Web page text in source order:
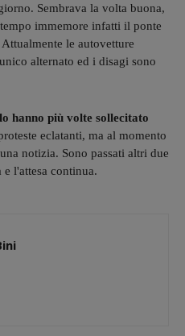
Sembrava la volta buona,
immemore infatti il ponte
le autovetture
alternato ed i disagi sono
hanno più volte sollecitato
eclatanti, ma al momento
notizia. Sono passati altri due
l'attesa continua.